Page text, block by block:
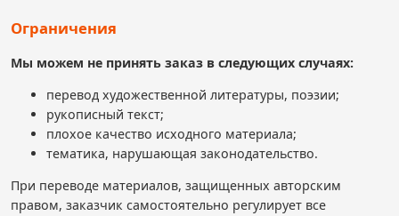
Ограничения
Мы можем не принять заказ в следующих случаях:
перевод художественной литературы, поэзии;
рукописный текст;
плохое качество исходного материала;
тематика, нарушающая законодательство.
При переводе материалов, защищенных авторским
правом, заказчик самостоятельно регулирует все